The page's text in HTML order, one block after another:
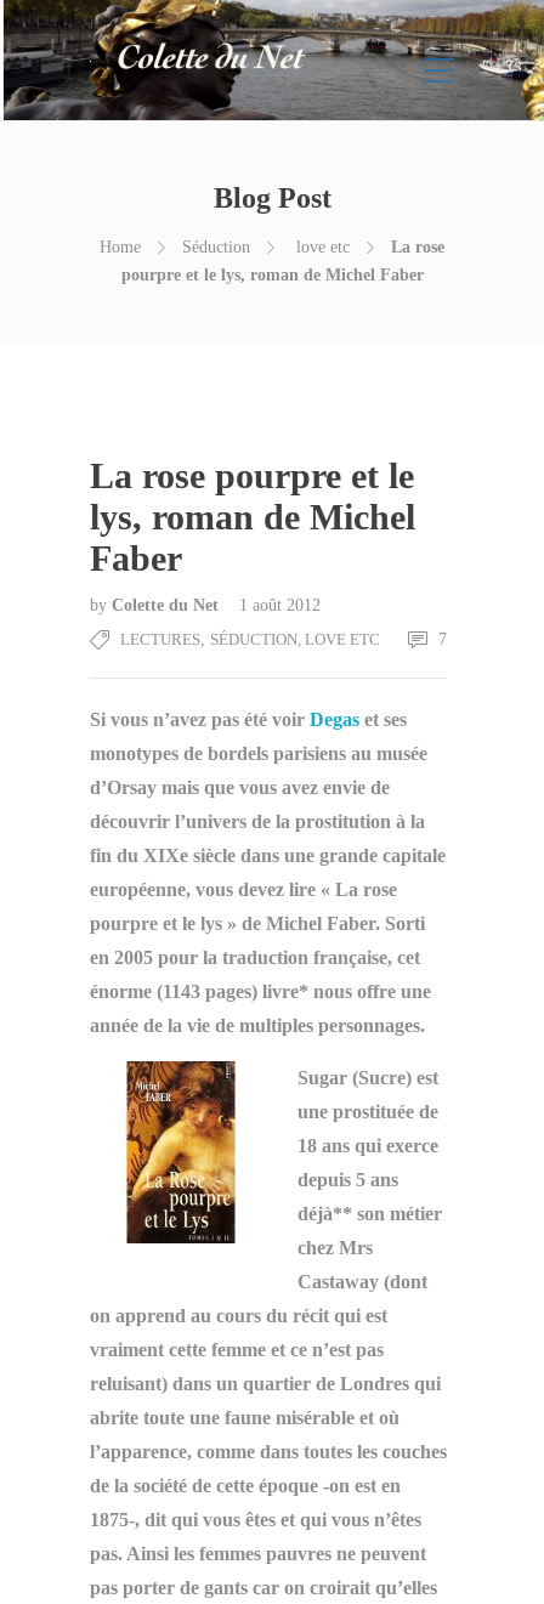
Blog Post
Home Séduction love etc
La rose
pourpre et le lys, roman de Michel Faber
La rose pourpre et le
lys, roman de Michel
Faber
by Colette du Net
1 août 2012
LECTURES, SÉDUCTION, LOVE ETC 7
Si vous n’avez pas été voir Degas et ses
monotypes de bordels parisiens au musée
d’Orsay mais que vous avez envie de
découvrir l’univers de la prostitution à la
fin du XIXe siècle dans une grande capitale
européenne, vous devez lire « La rose
pourpre et le lys » de Michel Faber. Sorti
en 2005 pour la traduction française, cet
énorme (1143 pages) livre* nous offre une
année de la vie de multiples personnages.
Sugar (Sucre) est
une prostituée de
18 ans qui exerce
depuis 5 ans
déjà** son métier
chez Mrs
Castaway (dont
on apprend au cours du récit qui est
vraiment cette femme et ce n’est pas
reluisant) dans un quartier de Londres qui
abrite toute une faune misérable et où
l’apparence, comme dans toutes les couches
de la société de cette époque -on est en
1875-, dit qui vous êtes et qui vous n’êtes
pas. Ainsi les femmes pauvres ne peuvent
pas porter de gants car on croirait qu’elles